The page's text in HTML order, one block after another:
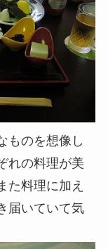
ものを想像し
れの料理が美
た料理に加え
届いていて気